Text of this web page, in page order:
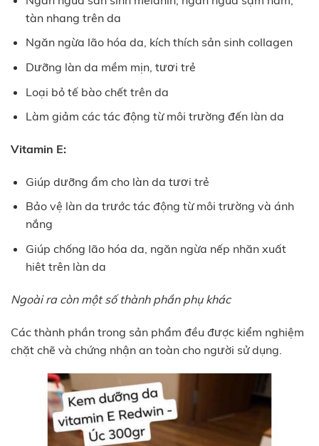
tàn nhang trên da
Ngăn ngừa lão hóa da, kích thích sản sinh collagen
Dưỡng làn da mềm mịn, tươi trẻ
Loại bỏ tế bào chết trên da
Làm giảm các tác động từ môi trường đến làn da
Vitamin E:
Giúp dưỡng ẩm cho làn da tươi trẻ
Bảo vệ làn da trước tác động từ môi trường và ánh
nắng
Giúp chống lão hóa da, ngăn ngừa nếp nhăn xuất
hiêt trên làn da
Ngoài ra còn một số thành phần phụ khác
Các thành phần trong sản phẩm đều được kiểm nghiệm
chặt chẽ và chứng nhận an toàn cho người sử dụng.